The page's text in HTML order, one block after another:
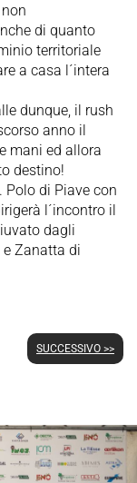
di quanto
territoriale
a casa l´intera
dunque, il rush
anno il
mani ed allora
destino!
Polo di Piave con
l´incontro il
dagli
Zanatta di
SUCCESSIVO >>